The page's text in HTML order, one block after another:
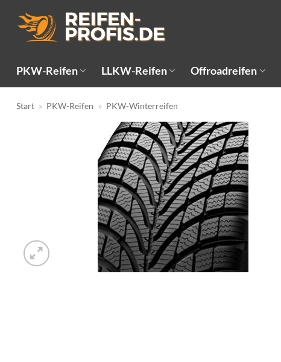
Inhalt
springen
PKW-Reifen LLKW-Reifen Offroadreifen
Start » PKW-Reifen » PKW-Winterreifen